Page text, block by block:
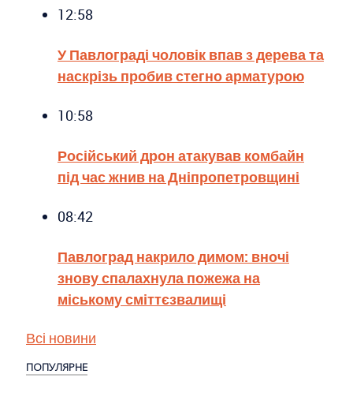
12:58
У Павлограді чоловік впав з дерева та
наскрізь пробив стегно арматурою
10:58
Російський дрон атакував комбайн
під час жнив на Дніпропетровщині
08:42
Павлоград накрило димом: вночі
знову спалахнула пожежа на
міському сміттєзвалищі
Всі новини
ПОПУЛЯРНЕ